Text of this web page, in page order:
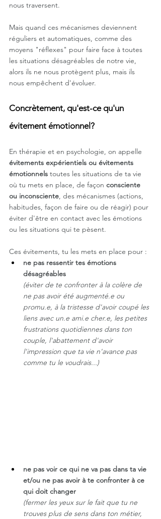
nous traversent.
Mais quand ces mécanismes deviennent
réguliers et automatiques, comme des
moyens "réflexes" pour faire face à toutes
les situations désagréables de notre vie,
alors ils ne nous protègent plus, mais ils
nous empêchent d'évoluer.
Concrètement, qu'est-ce qu'un
évitement émotionnel?
En thérapie et en psychologie, on appelle
évitements expérientiels ou évitements
émotionnels toutes les situations de ta vie
où tu mets en place, de façon consciente
ou inconsciente, des mécanismes (actions,
habitudes, façon de faire ou de réagir) pour
éviter d'être en contact avec les émotions
ou les situations qui te pèsent.
Ces évitements, tu les mets en place pour :
ne pas ressentir tes émotions
désagréables
(éviter de te confronter à la colère de
ne pas avoir été augmenté.e ou
promu.e, à la tristesse d'avoir coupé les
liens avec un.e ami.e cher.e, les petites
frustrations quotidiennes dans ton
couple, l'abattement d'avoir
l'impression que ta vie n'avance pas
comme tu le voudrais...)
ne pas voir ce qui ne va pas dans ta vie
et/ou n️e pas avoir à te confronter à ce
qui doit changer
(fermer les yeux sur le fait que tu ne
trouves plus de sens dans ton métier,